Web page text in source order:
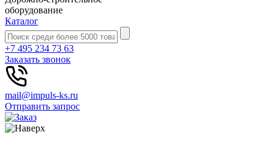
оборудование
Каталог
+7 495 234 73 63
Заказать звонок
mail@impuls-ks.ru
Отправить запрос